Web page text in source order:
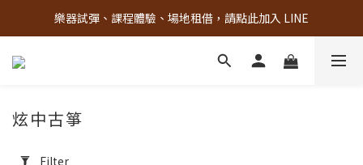
古亭門市 + 先進音樂教室週末假日皆有營業
樂器試彈、課程體驗、場地租借，請點此加入 LINE
古亭門市 + 先進音樂教室週末假日皆有營業
Filter
炫中古箏
Filter